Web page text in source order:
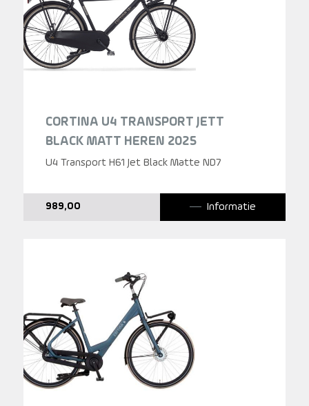
CORTINA U4 TRANSPORT JETT
BLACK MATT HEREN 2025
U4 Transport H61 Jet Black Matte ND7
989,00 Informatie